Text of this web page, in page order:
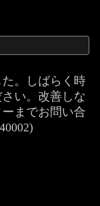
。しばらく時
い。改善しな
までお問い合